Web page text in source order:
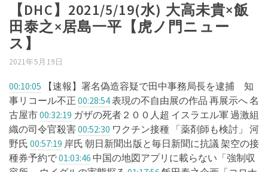
【DHC】2021/5/19(水) 大高未貴×飯
田泰之×居島一平【虎ノ門ニュー
ス】
2021年5月19日
00:10:05 ​​​​​​​​​​​ 【速報】署名偽造容疑で田中事務局長を逮捕 知
事リコール不正 00:28:54​​​​​​​​​​​ 表現の不自由展の作品 再展示へ 名
古屋市00:32:19 ​​​​​​​​​​​ ガザの死者２００人超 イスラエル軍 過激組
織の司令官殺害00:52:30 ​​​​​​​​​​​ ワクチン接種 「薬剤師も検討」 河
野氏 00:57:19 ​​​​​​​​​​​ 岸氏 朝日新聞出版と毎日新聞に抗議 架空の接
種券予約で01:03:46 ​​​​​​​​​​​ 中国の地図アプリに載らない「強制収